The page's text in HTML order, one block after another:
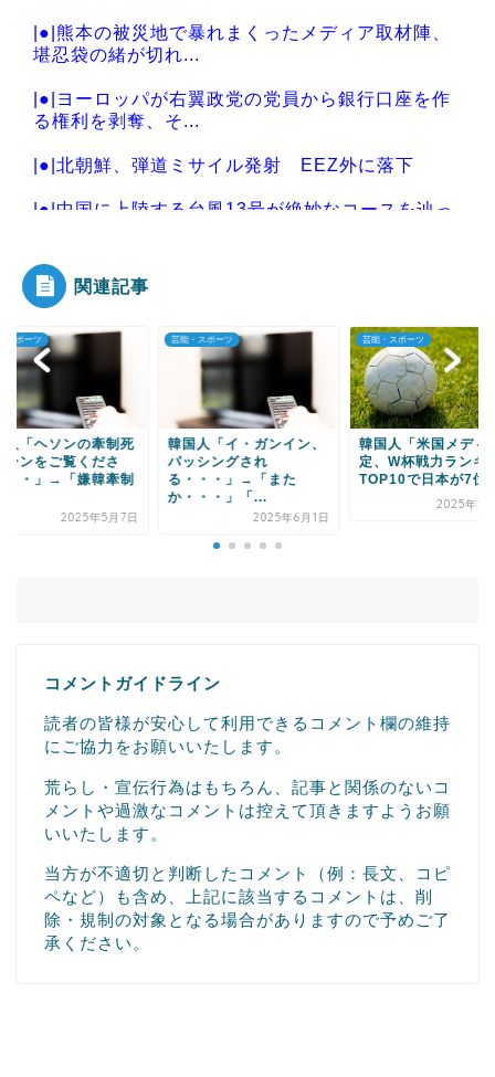
|●|熊本の被災地で暴れまくったメディア取材陣、
堪忍袋の緒が切れ...
|●|ヨーロッパが右翼政党の党員から銀行口座を作
る権利を剥奪、そ...
|●|北朝鮮、弾道ミサイル発射 EEZ外に落下
|●|中国に上陸する台風13号が絶妙なコースを辿っ
Powered by livedoor 相互RSS
関連記事
スポーツ
人「ヘソンの牽制死
ーンをご覧くださ
・・」→「嫌韓牽制
2025年5月7日
芸能・スポーツ
韓国人「イ・ガンイン、
パッシングされ
る・・・」→「また
か・・・」「...
2025年6月1日
芸能・スポーツ
韓国人「米国メディ
定、W杯戦力ランキ
TOP10で日本が7位
2025年12
コメントガイドライン
読者の皆様が安心して利用できるコメント欄の維持
にご協力をお願いいたします。
荒らし・宣伝行為はもちろん、記事と関係のないコ
メントや過激なコメントは控えて頂きますようお願
いいたします。
当方が不適切と判断したコメント（例：長文、コピ
ペなど）も含め、上記に該当するコメントは、削
除・規制の対象となる場合がありますので予めご了
承ください。